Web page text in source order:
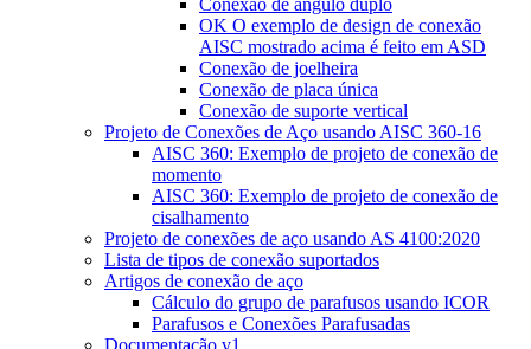
Conexão de ângulo duplo
OK O exemplo de design de conexão
AISC mostrado acima é feito em ASD
Conexão de joelheira
Conexão de placa única
Conexão de suporte vertical
Projeto de Conexões de Aço usando AISC 360-16
AISC 360: Exemplo de projeto de conexão de
momento
AISC 360: Exemplo de projeto de conexão de
cisalhamento
Projeto de conexões de aço usando AS 4100:2020
Lista de tipos de conexão suportados
Artigos de conexão de aço
Cálculo do grupo de parafusos usando ICOR
Parafusos e Conexões Parafusadas